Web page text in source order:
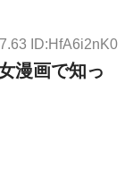
ID:HfA6i2nK0
漫画で知っ